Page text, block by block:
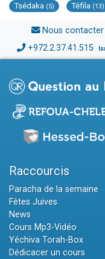
Tsédaka (5) Téfila (13)
Nous contacter
+972.2.37.41.515
Raccourcis
Paracha de la semaine
Fêtes Juives
News
Cours Mp3-Vidéo
Yéchiva Torah-Box
Dédicacer un cours